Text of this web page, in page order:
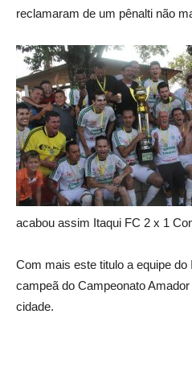
reclamaram de um pênalti não
acabou assim Itaqui FC 2 x 1
Com mais este titulo a equipe
campeã do Campeonato
cidade.